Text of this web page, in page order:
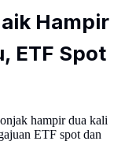
Hampir
ETF Spot
hampir dua kali
ETF spot dan